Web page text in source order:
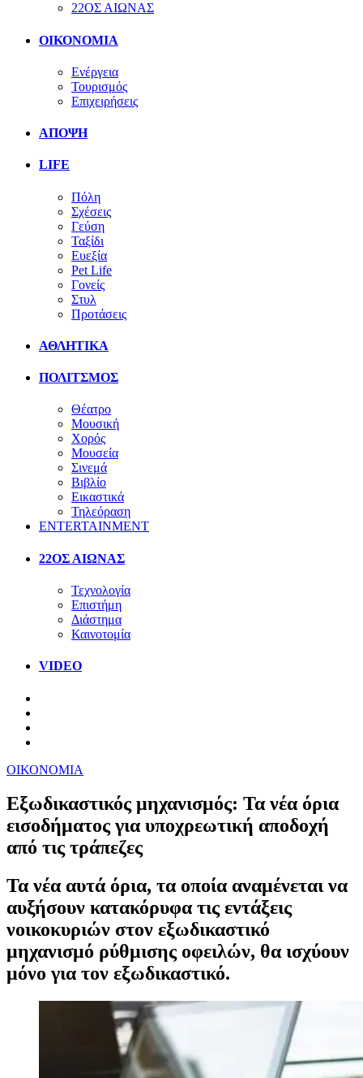
22ΟΣ ΑΙΩΝΑΣ
ΟΙΚΟΝΟΜΙΑ
Ενέργεια
Τουρισμός
Επιχειρήσεις
ΑΠΟΨΗ
LIFE
Πόλη
Σχέσεις
Γεύση
Ταξίδι
Ευεξία
Pet Life
Γονείς
Στυλ
Προτάσεις
ΑΘΛΗΤΙΚΑ
ΠΟΛΙΤΣΜΟΣ
Θέατρο
Μουσική
Χορός
Μουσεία
Σινεμά
Βιβλίο
Εικαστικά
Τηλεόραση
ENTERTAINMENT
22ΟΣ ΑΙΩΝΑΣ
Τεχνολογία
Επιστήμη
Διάστημα
Καινοτομία
VIDEO
ΟΙΚΟΝΟΜΙΑ
Εξωδικαστικός μηχανισμός: Τα νέα όρια
εισοδήματος για υποχρεωτική αποδοχή
από τις τράπεζες
Τα νέα αυτά όρια, τα οποία αναμένεται να
αυξήσουν κατακόρυφα τις εντάξεις
νοικοκυριών στον εξωδικαστικό
μηχανισμό ρύθμισης οφειλών, θα ισχύουν
μόνο για τον εξωδικαστικό.